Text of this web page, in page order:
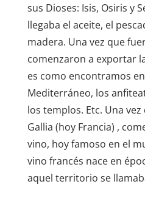
sus Dioses: Isis, Osiris y
llegaba el aceite, el
madera. Una vez que
comenzaron a exportar
es como encontramos
Mediterráneo, los
los templos. Etc. Una
Gallia (hoy Francia) ,
vino, hoy famoso en el
vino francés nace en
aquel territorio se